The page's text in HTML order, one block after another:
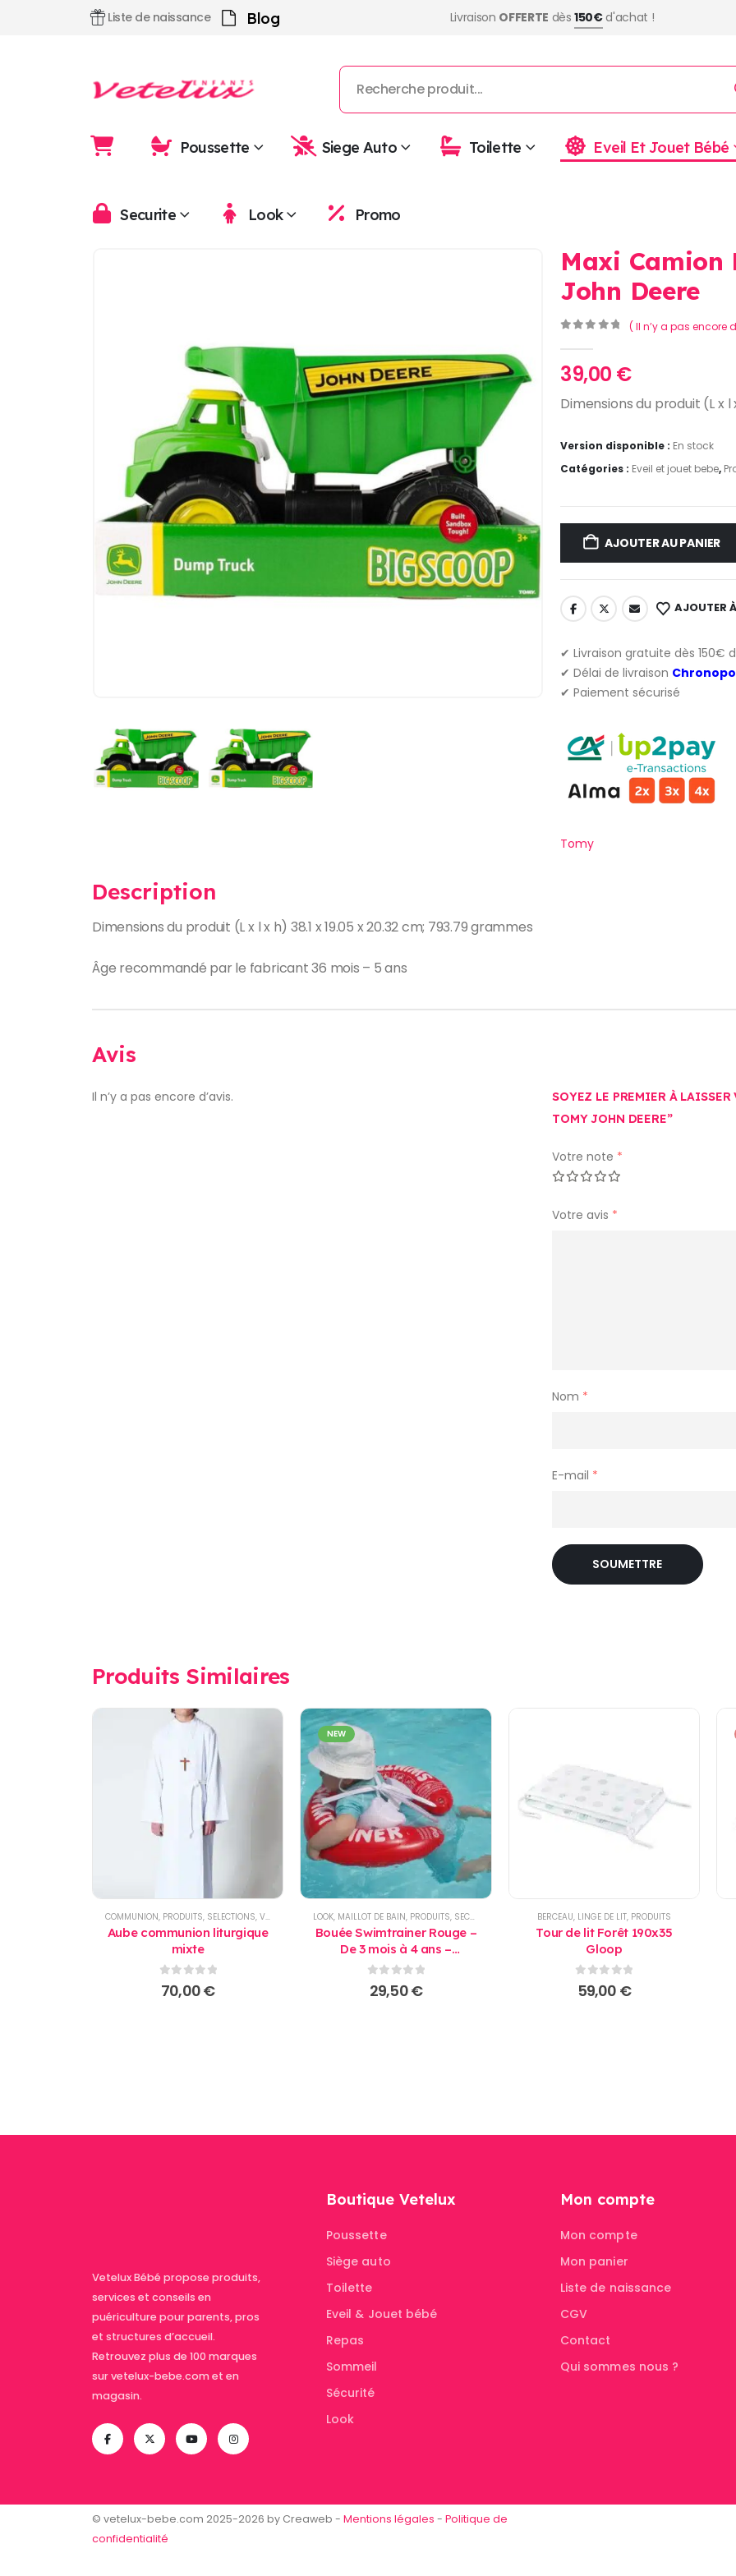
Liste de naissance Blog Livraison OFFERTE dès150€d'achat !
Poussette Siege Auto Toilette Eveil Et Jouet Bébé
Securite Look Promo
Maxi Camion
John Deere
( Il n’y a pas encore
39,00 €
Dimensions du produit (L x l
Version disponible : En stock
Catégories : Eveil et jouet bebe,
AJOUTER AU PANIER
AJOUTER
✔ Livraison gratuite dès 150€
✔ Délai de livraison
✔ Paiement sécurisé
Tomy
Description
Dimensions du produit (L x l x h) ‎38.1 x 19.05 x 20.32 cm; 793.79 grammes
Âge recommandé par le fabricant ‎36 mois – 5 ans
Avis
Il n’y a pas encore d’avis.
SOYEZ LE PREMIER À
TOMY JOHN DEERE”
Votre note *
Votre avis *
Nom *
E-mail *
Produits Similaires
COMMUNION, PRODUITS, SELECTIONS, VÊTEMENT ENFANTS
Aube communion liturgique
mixte
0sur 5
70,00€
NEW
LOOK, MAILLOT DE BAIN, PRODUITS, SECURITE SECURITE BAIGNADE
Bouée Swimtrainer Rouge –
De 3 mois à 4 ans –
Apprentissage de la nage
0sur 5
29,50€
BERCEAU, LINGE DE LIT, PRODUITS
Tour de lit Forêt 190x35
Gloop
0sur 5
59,00 €
Vetelux Bébé propose produits,
services et conseils en
puériculture pour parents, pros
et structures d’accueil.
Retrouvez plus de 100 marques
sur vetelux-bebe.com et en
magasin.
Boutique Vetelux
Poussette
Siège auto
Toilette
Eveil & Jouet bébé
Repas
Sommeil
Sécurité
Look
Mon compte
Mon compte
Mon panier
Liste de naissance
CGV
Contact
Qui sommes nous ?
© vetelux-bebe.com 2025-2026 by Creaweb - Mentions légales - Politique de
confidentialité